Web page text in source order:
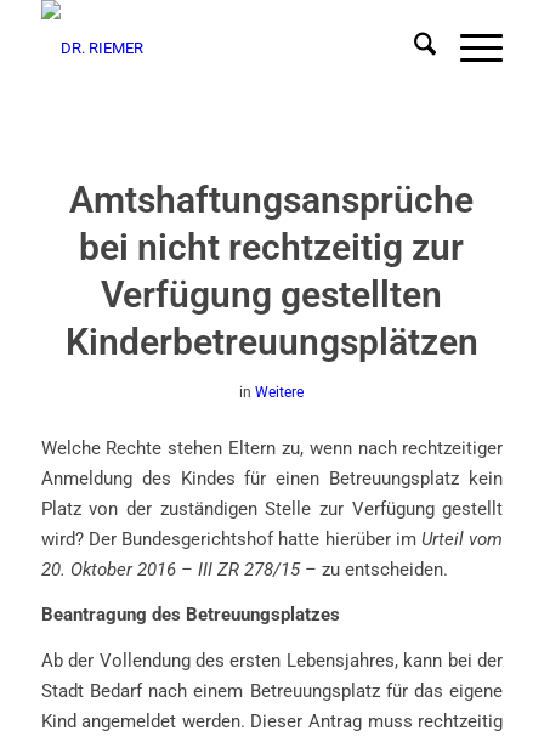
Amtshaftungsansprüche
bei nicht rechtzeitig zur
Verfügung gestellten
Kinderbetreuungsplätzen
inWeitere
Welche Rechte stehen Eltern zu, wenn nach rechtzeitiger
Anmeldung des Kindes für einen Betreuungsplatz kein
Platz von der zuständigen Stelle zur Verfügung gestellt
wird? Der Bundesgerichtshof hatte hierüber imUrteil vom
20. Oktober 2016 – III ZR 278/15 – zu entscheiden.
Beantragung des Betreuungsplatzes
Ab der Vollendung des ersten Lebensjahres, kann bei der
Stadt Bedarf nach einem Betreuungsplatz für das eigene
Kind angemeldet werden. Dieser Antrag muss rechtzeitig